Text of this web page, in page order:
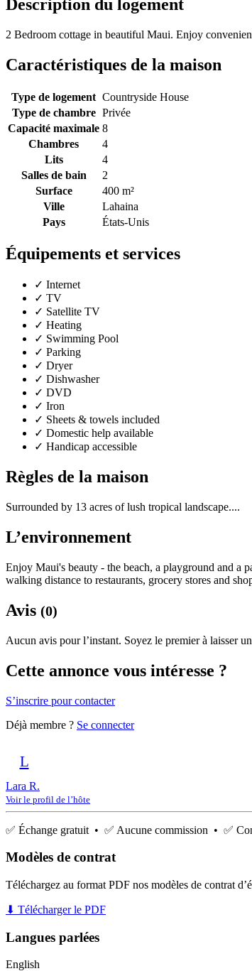
Description du logement
2 Bedroom cottage in beautiful Maui. Enjoy
Caractéristiques de la maison
Type de logement Countryside House
Type de chambre Privée
Capacité maximale 8
Chambres
4
Lits
4
Salles de bain
2
Surface
400 m²
Ville
Lahaina
Pays
États-Unis
Équipements et services
✓ Internet
✓ TV
✓ Satellite TV
✓ Heating
✓ Swimming Pool
✓ Parking
✓ Dryer
✓ Dishwasher
✓ DVD
✓ Iron
✓ Sheets & towels included
✓ Domestic help available
✓ Handicap accessible
Règles de la maison
Surrounded by 13 acres of lush tropical landscape....
L’environnement
Enjoy Maui's beauty - the beach, a playground and a
walking distance to restaurants, grocery stores and
Avis (0)
Aucun avis pour l’instant. Soyez le premier à laisser
Cette annonce vous intéresse ?
S’inscrire pour contacter
Déjà membre ? Se connecter
L
Lara R.
Voir le profil de l’hôte
✅ Échange gratuit • ✅ Aucune commission • ✅
Modèles de contrat
Téléchargez au format PDF nos modèles de contrat
⬇ Télécharger le PDF
Langues parlées
English